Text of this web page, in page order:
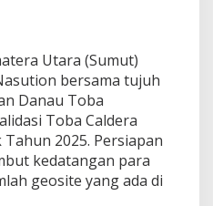
Utara (Sumut)
bersama tujuh
Danau Toba
Toba Caldera
Tahun 2025. Persiapan
kedatangan para
geosite yang ada di